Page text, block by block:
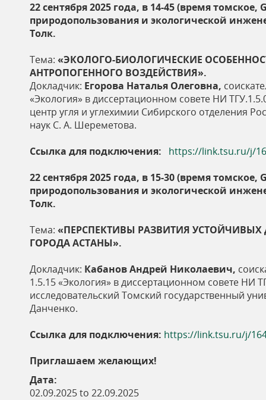
22 сентября 2025 года, в 14-45 (время
природопользования и экологической
Толк.
Тема: «ЭКОЛОГО-БИОЛОГИЧЕСКИЕ
АНТРОПОГЕННОГО ВОЗДЕЙСТВИЯ».
Докладчик: Егорова Наталья Олеговна,
«Экология» в диссертационном совете НИ
центр угля и углехимии Сибирского отделения
наук С. А. Шереметова.
Ссылка для подключения:
https://link.tsu.ru/j/
22 сентября 2025 года, в 15-30 (время
природопользования и экологической
Толк.
Тема: «ПЕРСПЕКТИВЫ РАЗВИТИЯ
ГОРОДА АСТАНЫ».
Докладчик: Кабанов Андрей Николаевич,
1.5.15 «Экология» в диссертационном совете
исследовательский Томский государственный
Данченко.
Ссылка для подключения: https://link.tsu.ru/j/
Приглашаем желающих!
Дата:
02.09.2025to 22.09.2025